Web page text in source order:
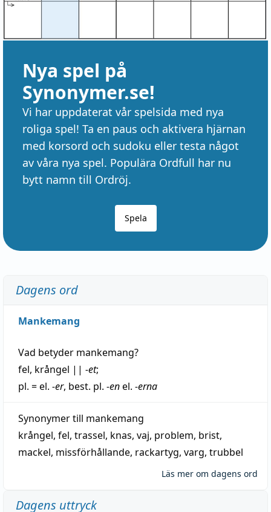
Nya spel på
Synonymer.se!
Vi har uppdaterat vår spelsida med nya
roliga spel! Ta en paus och aktivera hjärnan
med korsord och sudoku eller testa något
av våra nya spel. Populära Ordfull har nu
bytt namn till Ordröj.
Spela
Dagens ord
Mankemang
Vad betyder mankemang?
fel, krångel || -et;
pl. = el. -er, best. pl. -enel. -erna
Synonymer till mankemang
krångel, fel, trassel, knas, vaj, problem, brist,
mackel, missförhållande, rackartyg, varg, trubbel
Läs mer om dagens ord
Dagens uttryck